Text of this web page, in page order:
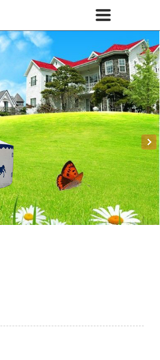
网站首页
蒙古包产品
蒙古包订制
蒙古包图片
业务范围
烤全羊炉
新闻资讯